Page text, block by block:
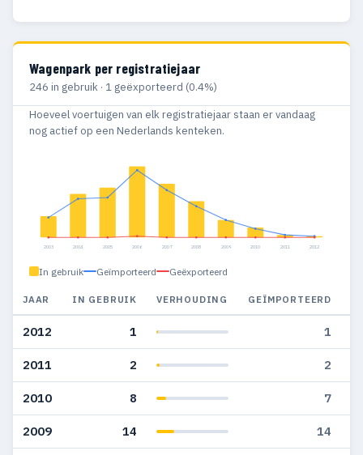
Wagenpark per registratiejaar
246 in gebruik · 1 geëxporteerd (0.4%)
Hoeveel voertuigen van elk registratiejaar staan er vandaag
nog actief op een Nederlands kenteken.
2003 2004 2005 2006 2007 2008 2009 2010 2011 2012
In gebruik Geïmporteerd Geëxporteerd
JAAR IN GEBRUIK VERHOUDING GEÏMPORTEERD
2012 1 1
2011 2 2
2010 8 7
2009 14 14